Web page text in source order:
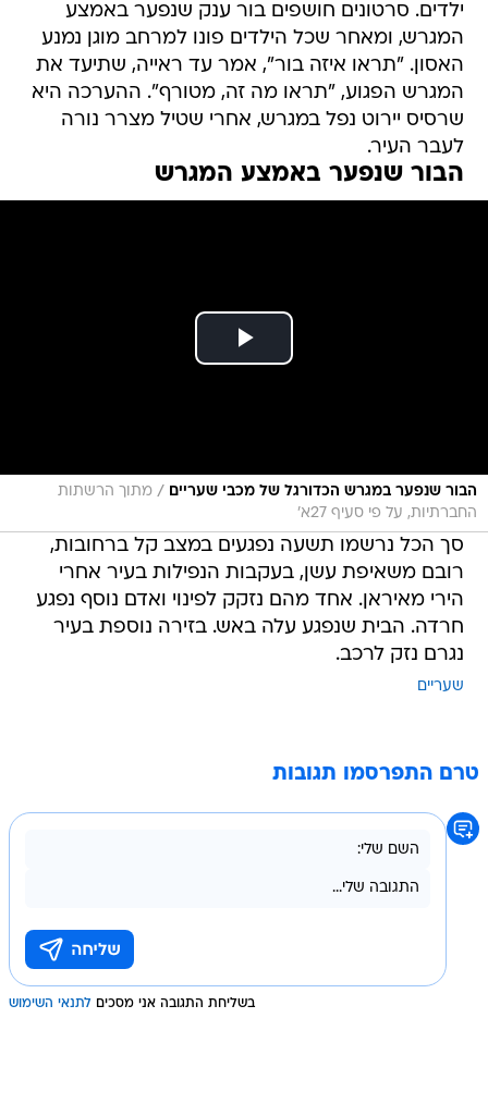
ילדים. סרטונים חושפים בור ענק שנפער באמצע
המגרש, ומאחר שכל הילדים פונו למרחב מוגן נמנע
האסון. "תראו איזה בור", אמר עד ראייה, שתיעד את
המגרש הפגוע, "תראו מה זה, מטורף". ההערכה היא
שרסיס יירוט נפל במגרש, אחרי שטיל מצרר נורה
לעבר העיר.
הבור שנפער באמצע המגרש
הבור שנפער במגרש הכדורגל של מכבי שעריים / מתוך הרשתות
החברתיות, על פי סעיף 27א'
סך הכל נרשמו תשעה נפגעים במצב קל ברחובות,
רובם משאיפת עשן, בעקבות הנפילות בעיר אחרי
הירי מאיראן. אחד מהם נזקק לפינוי ואדם נוסף נפגע
חרדה. הבית שנפגע עלה באש. בזירה נוספת בעיר
נגרם נזק לרכב.
שעריים
טרם התפרסמו תגובות
בשליחת התגובה אני מסכים לתנאי השימוש